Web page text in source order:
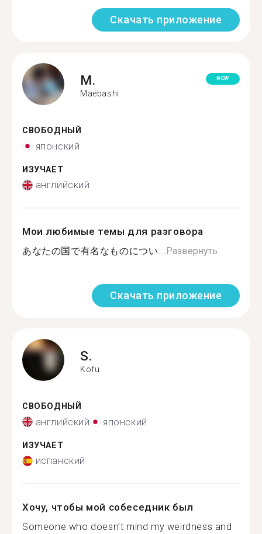
Скачать приложение
M.
Maebashi
NEW
СВОБОДНЫЙ
японский
ИЗУЧАЕТ
английский
Мои любимые темы для разговора
あなたの国で有名なものについ...Развернуть
Скачать приложение
S.
Kofu
СВОБОДНЫЙ
английский японский
ИЗУЧАЕТ
испанский
Хочу, чтобы мой собеседник был
Someone who doesn’t mind my weirdness and